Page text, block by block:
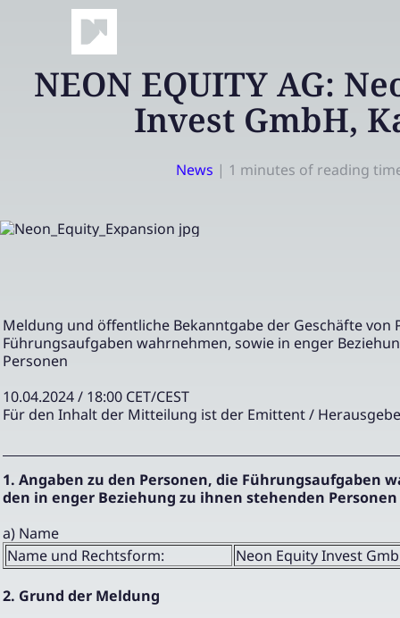
NEON EQUITY AG:
Invest GmbH,
News | 1 minutes of reading
Meldung und öffentliche Bekanntgabe der Geschäfte von
Führungsaufgaben wahrnehmen, sowie in enger
Personen
10.04.2024 / 18:00 CET/CEST
Für den Inhalt der Mitteilung ist der Emittent /
1. Angaben zu den Personen, die Führungsaufgaben
den in enger Beziehung zu ihnen stehenden Personen
a) Name
Name und Rechtsform:
Neon Equity Invest
2. Grund der Meldung